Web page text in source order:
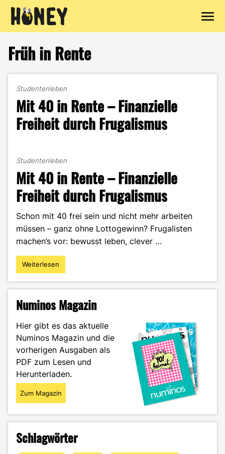
Inhalt
springen
Früh in Rente
Studentenleben
Mit 40 in Rente – Finanzielle
Freiheit durch Frugalismus
Studentenleben
Mit 40 in Rente – Finanzielle
Freiheit durch Frugalismus
Schon mit 40 frei sein und nicht mehr arbeiten
müssen – ganz ohne Lottogewinn? Frugalisten
machen’s vor: bewusst leben, clever …
"Mit
40
–
Freiheit
durch
Frugalismus"
Weiterlesen
Numinos Magazin
Hier gibt es das aktuelle
Numinos Magazin und die
vorherigen Ausgaben als
PDF zum Lesen und
Herunterladen.
Zum Magazin
Schlagwörter